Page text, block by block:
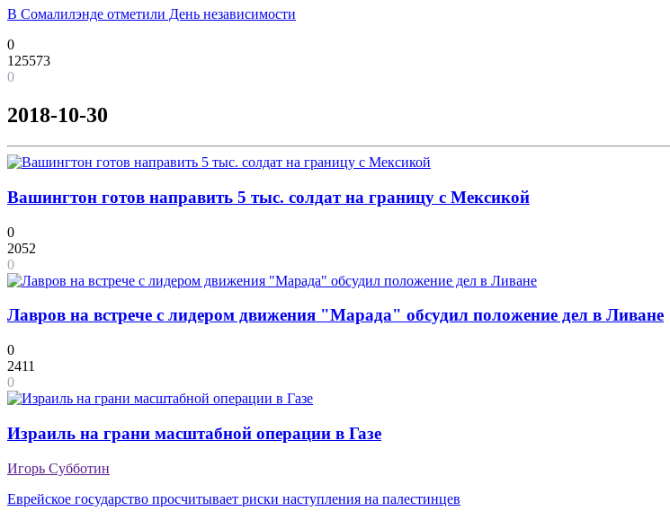
В Сомалилэнде отметили День независимости
0
125573
0
2018-10-30
Вашингтон готов направить 5 тыс. солдат на границу с Мексикой
0
2052
0
Лавров на встрече с лидером движения "Марада" обсудил положение дел в Ливане
0
2411
0
Израиль на грани масштабной операции в Газе
Игорь Субботин
Еврейское государство просчитывает риски наступления на палестинцев